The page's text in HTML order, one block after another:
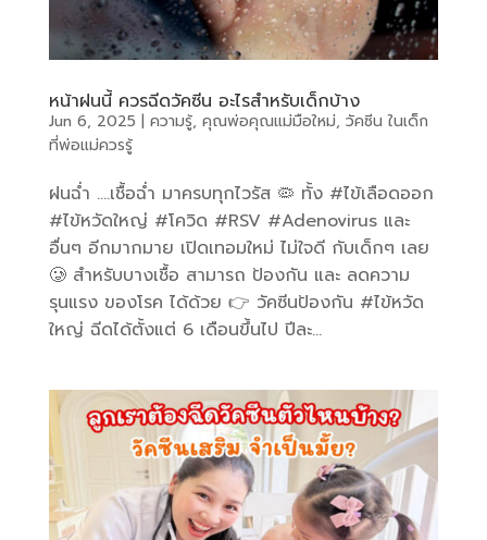
หน้าฝนนี้ ควรฉีดวัคซีน อะไรสำหรับเด็กบ้าง
Jun 6, 2025 | ความรู้, คุณพ่อคุณแม่มือใหม่, วัคซีน ในเด็ก
ที่พ่อแม่ควรรู้
ฝนฉ่ำ ….เชื้อฉ่ำ มาครบทุกไวรัส 🦠 ทั้ง #ไข้เลือดออก
#ไข้หวัดใหญ่ #โควิด #RSV #Adenovirus และ
อื่นๆ อีกมากมาย เปิดเทอมใหม่ ไม่ใจดี กับเด็กๆ เลย
🥲 สำหรับบางเชื้อ สามารถ ป้องกัน และ ลดความ
รุนแรง ของโรค ได้ด้วย 👉 วัคซีนป้องกัน #ไข้หวัด
ใหญ่ ฉีดได้ตั้งแต่ 6 เดือนขึ้นไป ปีละ...